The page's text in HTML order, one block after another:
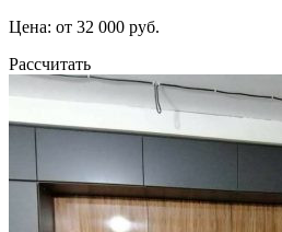
Цена: от 32 000 руб.
Рассчитать